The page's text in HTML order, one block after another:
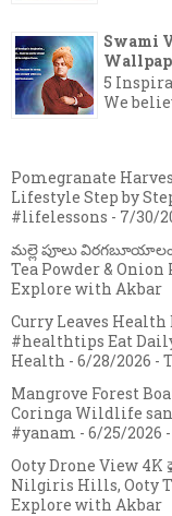
Swami
5
We
Pomegranate
Lifestyle Step by
#lifelessons - 7/30/
మల్లె పూలు
Tea Powder &
Explore with Akbar
Curry Leaves
#healthtips Eat
Health - 6/28/2026 -
Mangrove Forest
Coringa Wildlife
#yanam - 6/25/2026
Ooty Drone View 4K
Nilgiris Hills, Ooty
Explore with Akbar